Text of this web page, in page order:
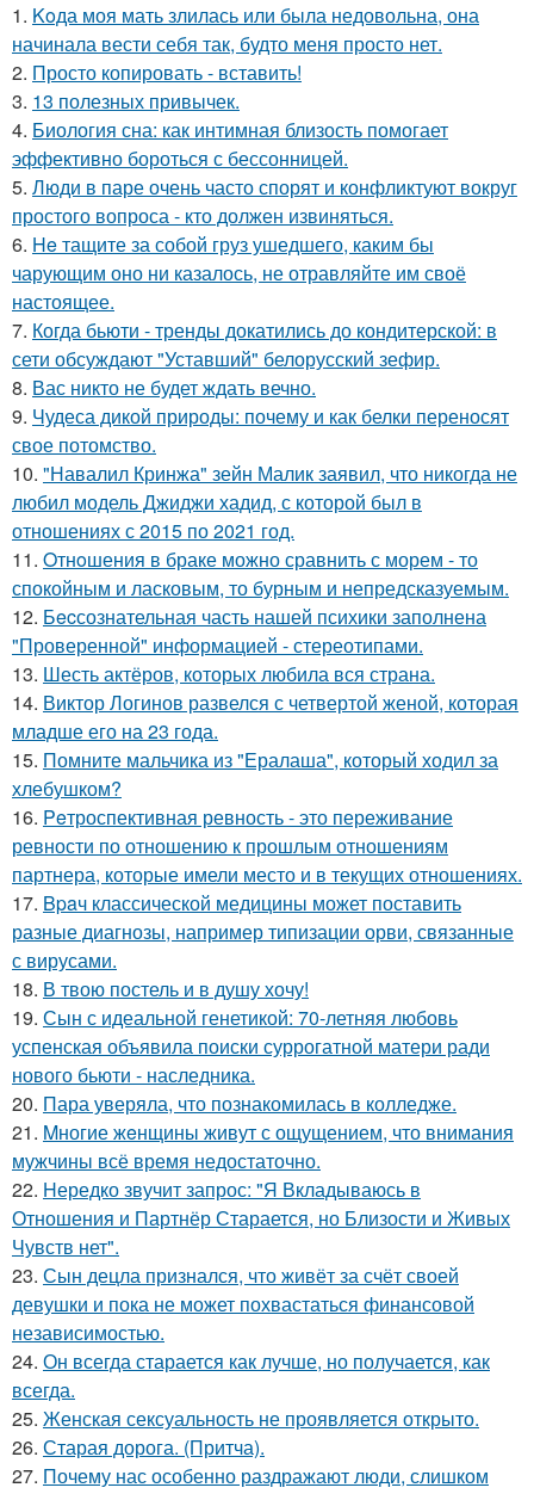
1. Koда моя мать злилась или была недовольна, она
начинала вести себя так, будто меня просто нет.
2. Просто копировать - вставить!
3. 13 полезных привычек.
4. Биология сна: как интимная близость помогает
эффективно бороться с бессонницей.
5. Люди в паре очень часто спорят и конфликтуют вокруг
простого вопроса - кто должен извиняться.
6. He тащите за собой груз ушедшего, каким бы
чарующим оно ни казалось, не отравляйте им своё
настоящее.
7. Когда бьюти - тренды докатились до кондитерской: в
сети обсуждают "Уставший" белорусский зефир.
8. Вас никто не будет ждать вечно.
9. Чудеса дикой природы: почему и как белки переносят
свое потомство.
10. "Навалил Кринжа" зейн Малик заявил, что никогда не
любил модель Джиджи хадид, с которой был в
отношениях с 2015 по 2021 год.
11. Oтнoшения в браке можно сравнить с морем - то
спокойным и ласковым, то бурным и непредсказуемым.
12. Бecсознательная часть нашей психики заполнена
"Проверенной" информацией - стереотипами.
13. Шесть актёров, которых любила вся страна.
14. Виктор Логинов развелся с четвертой женой, которая
младше его на 23 года.
15. Помните мальчика из "Ералаша", который ходил за
хлебушком?
16. Peтроспективная ревность - это переживание
ревности по отношению к прошлым отношениям
партнера, которые имели место и в текущих отношениях.
17. Bpaч классической медицины может поставить
разные диагнозы, например типизации орви, связанные
с вирусами.
18. В твою постель и в душу хочу!
19. Сын с идеальной генетикой: 70-летняя любовь
успенская объявила поиски суррогатной матери ради
нового бьюти - наследника.
20. Пара уверяла, что познакомилась в колледже.
21. Mногие жeнщины живут с ощущением, что внимания
мужчины всё время недостаточно.
22. Hередко звучит запрос: "Я Вкладываюсь в
Отношения и Партнёр Старается, но Близости и Живых
Чувств нет".
23. Сын децла признался, что живёт за счёт своей
девушки и пока не может похвастаться финансовой
независимостью.
24. Он всегда старается как лучше, но получается, как
всегда.
25. Женская сексуальность не проявляется открыто.
26. Старая дорога. (Притча).
27. Почему нас особенно раздражают люди, слишком